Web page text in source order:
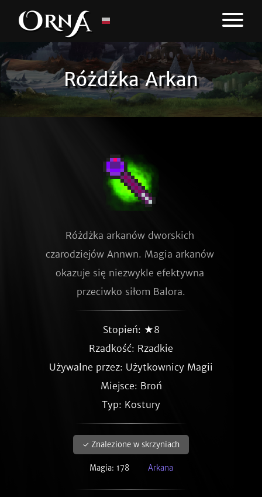
Różdżka Arkan
Różdżka arkanów dworskich
czarodziejów Annwn. Magia arkanów
okazuje się niezwykle efektywna
przeciwko siłom Balora.
Stopień: ★8
Rzadkość: Rzadkie
Używalne przez: Użytkownicy Magii
Miejsce: Broń
Typ: Kostury
✓ Znalezione w skrzyniach
Magia: 178 Arkana